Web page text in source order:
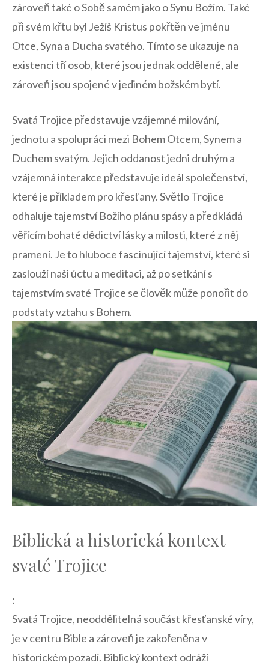
zároveň také o Sobě samém jako o ⁢Synu ‌Božím. Také
při ⁤svém​ křtu byl Ježíš Kristus pokřtěn ve jménu
Otce, Syna‍ a Ducha ⁢svatého. Tímto ‌se ukazuje⁣ na
existenci tří ⁣osob, které jsou jednak ⁣oddělené, ale
zároveň ​jsou spojené v jediném božském bytí.
Svatá Trojice představuje vzájemné milování,
jednotu a spolupráci mezi Bohem Otcem, Synem a​
Duchem svatým. Jejich oddanost jedni druhým a⁤
vzájemná interakce představuje ideál společenství,
‍které je příkladem pro křesťany. Světlo Trojice
odhaluje tajemství Božího plánu spásy a⁣ předkládá
⁤věřícím ⁤bohaté dědictví lásky a milosti,​ které z něj
pramení. Je to hluboce⁣ fascinující⁤ tajemství, které si‌
zaslouží naši úctu ‍a meditaci, až po setkání s
tajemstvím svaté‍ Trojice se​ člověk může ponořit do⁣
podstaty vztahu ‍s Bohem.
Biblická ⁤a historická kontext
svaté Trojice
:
Svatá Trojice, neoddělitelná součást křesťanské víry,
je v centru Bible ‍a zároveň je zakořeněna v‍
historickém pozadí. Biblický kontext odráží